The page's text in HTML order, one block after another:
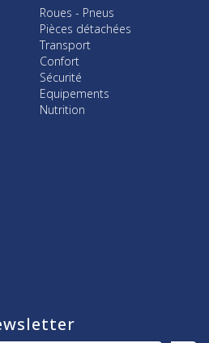
Roues - Pneus
Pièces détachées
Transport
Confort
Sécurité
Equipements
Nutrition